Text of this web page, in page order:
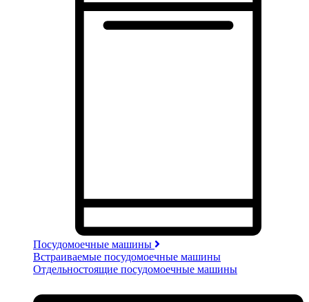
Посудомоечные машины
Встраиваемые посудомоечные машины
Отдельностоящие посудомоечные машины